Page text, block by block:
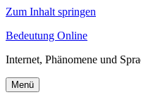
Zum Inhalt springen
Bedeutung Online
Internet, Phänomene und
Menü